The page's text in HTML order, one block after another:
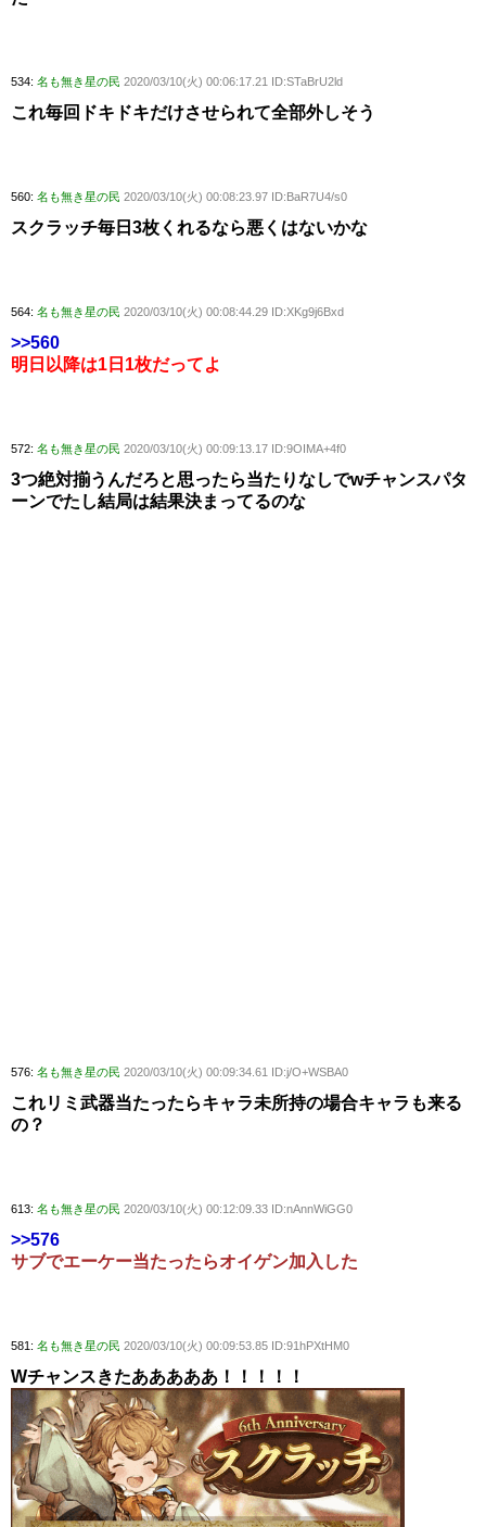
534: 名も無き星の民 2020/03/10(火) 00:06:17.21 ID:STaBrU2ld
これ毎回ドキドキだけさせられて全部外しそう
560: 名も無き星の民 2020/03/10(火) 00:08:23.97 ID:BaR7U4/s0
スクラッチ毎日3枚くれるなら悪くはないかな
564: 名も無き星の民 2020/03/10(火) 00:08:44.29 ID:XKg9j6Bxd
>>560
明日以降は1日1枚だってよ
572: 名も無き星の民 2020/03/10(火) 00:09:13.17 ID:9OIMA+4f0
3つ絶対揃うんだろと思ったら当たりなしでwチャンスパタ
ーンでたし結局は結果決まってるのな
576: 名も無き星の民 2020/03/10(火) 00:09:34.61 ID:j/O+WSBA0
これリミ武器当たったらキャラ未所持の場合キャラも来る
の？
613: 名も無き星の民 2020/03/10(火) 00:12:09.33 ID:nAnnWiGG0
>>576
サブでエーケー当たったらオイゲン加入した
581: 名も無き星の民 2020/03/10(火) 00:09:53.85 ID:91hPXtHM0
Wチャンスきたあああああ！！！！！